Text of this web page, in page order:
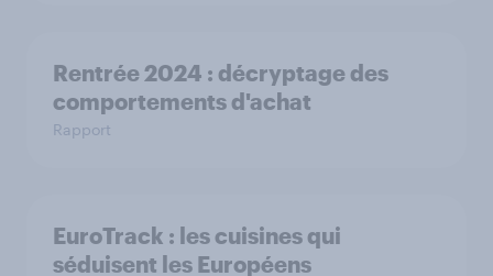
Rentrée 2024 : décryptage des
comportements d'achat
Rapport
EuroTrack : les cuisines qui
séduisent les Européens